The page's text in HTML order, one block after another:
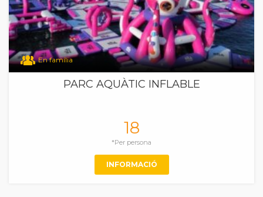
En família
PARC AQUÀTIC INFLABLE
18
*Per persona
INFORMACIÓ